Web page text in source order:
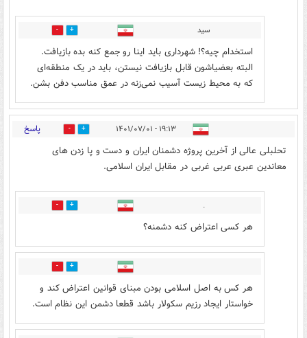
سید 16
استخدام چیه؟! شهرداری باید اینا رو جمع کنه بده بازیافت.
البته بعضیاشون قابل بازیافت نیستن، باید در یک منطقه‌ای
که به محیط زیست آسیب نمی‌زنه در عمق مناسب دفن بشن.
۱۹:۱۳ - ۱۴۰۱/۰۷/۰۱ 15 پاسخ
تحلبلی عالی از آخرین پروژه دشمنان ایران و دست و پا زدن های
معاندین عبری عربی غربی در مقابل ایران اسلامی.
.
5
هر کسی اعتراض کنه دشمنه؟
14
هر کس به اصل اسلامی بودن مبنای قوانین اعتراض کند و
خواستار ایجاد رزیم سکولار باشد قطعا دشمن این نظام است.